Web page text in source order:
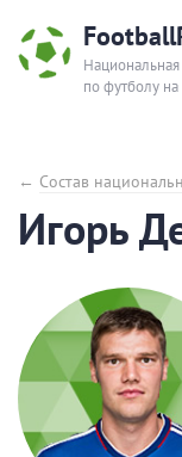
по футболу
← Состав
Игорь